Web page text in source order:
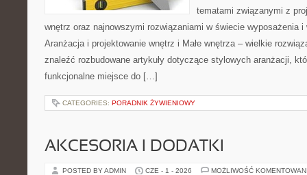
tematami związanymi z
wnętrz oraz najnowszymi rozwiązaniami w świecie wyposażenia
Aranżacja i projektowanie wnętrz i Małe wnętrza – wielkie
znaleźć rozbudowane artykuły dotyczące stylowych aranżacji,
funkcjonalne miejsce do […]
CATEGORIES: PORADNIK ŻYWIENIOWY
AKCESORIA I DODATKI
POSTED BY ADMIN CZE - 1 - 2026 MOŻLIWOŚĆ